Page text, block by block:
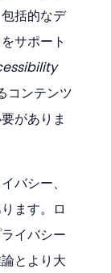
括的なデ
サポート
コンテンツ
がありま
バシー、
ます。ロ
イバシー
とより大